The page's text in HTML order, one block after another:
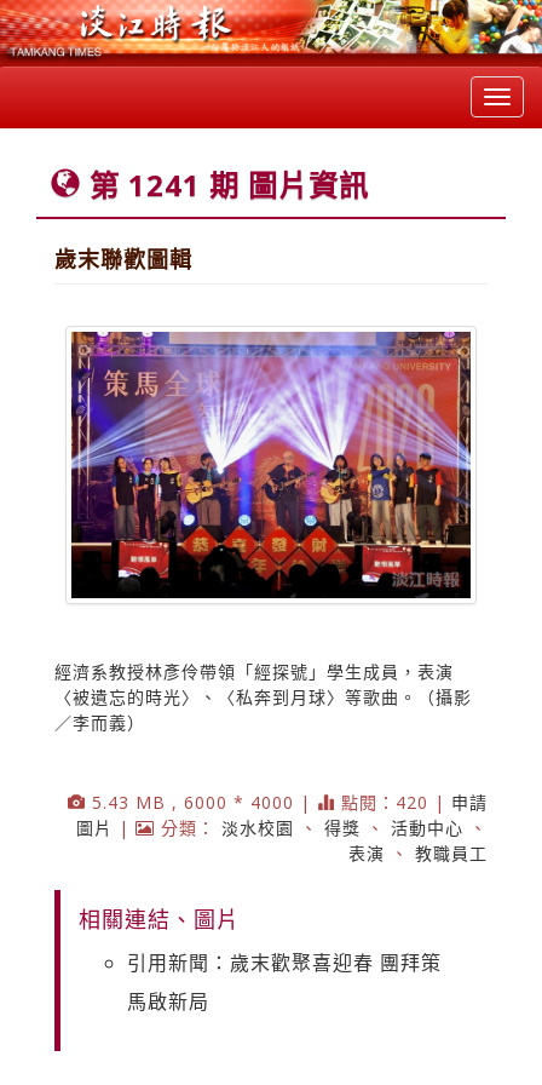
第 1241 期 圖片資訊
歲末聯歡圖輯
經濟系教授林彥伶帶領「經探號」學生成員，表演
〈被遺忘的時光〉、〈私奔到月球〉等歌曲。（攝影
／李而義）
5.43 MB , 6000 * 4000 | 點閱：420 | 申請
圖片
| 分類： 淡水校園 、 得獎 、 活動中心 、
表演
、 教職員工
相關連結、圖片
引用新聞：歲末歡聚喜迎春 團拜策
馬啟新局